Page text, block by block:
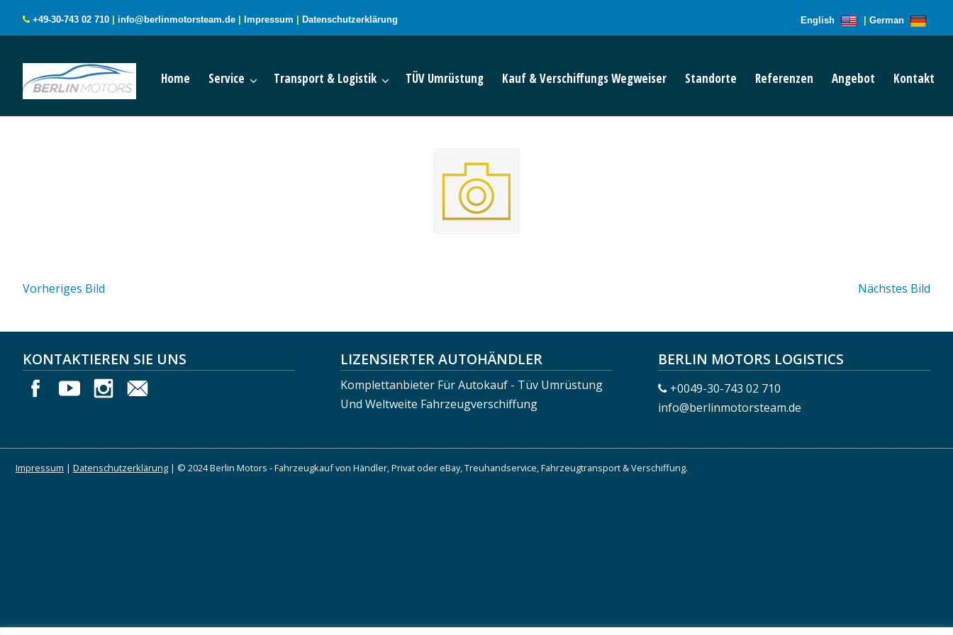
+49-30-743 02 710 info@berlinmotorsteam.de Impressum Datenschutzerklärung English German
Home Service Transport & Logistik TÜV Umrüstung Kauf & Verschiffungs Wegweiser Standorte Referenzen Angebot Kontakt
Vorheriges Bild Nächstes Bild
KONTAKTIEREN SIE UNS LIZENSIERTER AUTOHÄNDLER
Komplettanbieter Für Autokauf - Tüv Umrüstung
Und Weltweite Fahrzeugverschiffung
BERLIN MOTORS LOGISTICS
+0049-30-743 02 710
info@berlinmotorsteam.de
Impressum | Datenschutzerklärung | © 2024 Berlin Motors - Fahrzeugkauf von Händler, Privat oder eBay, Treuhandservice, Fahrzeugtransport & Verschiffung.